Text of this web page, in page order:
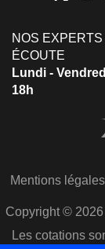
NOS
ÉCOUTE
Lundi -
18h
Mentions légales
Copyright ©
Les cotations